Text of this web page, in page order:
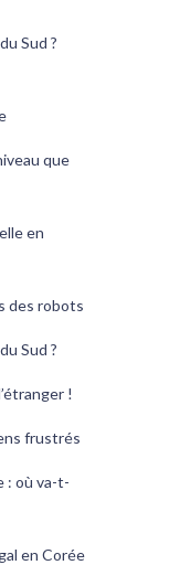
Sud ?
que
en
des robots
Sud ?
!
frustrés
: où va-t-
en Corée